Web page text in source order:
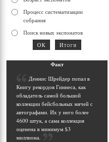
Процесс систематизации
собрания
Поиск новых экспонатов
Факт
Деннис Шрейдер попал в
Книгу рекордов Гиннеса, как
обладатель самой большой
коллекции бейсбольных мячей с
автографами. Их у него более
4600 штук, а сама коллекция
оценена в минимум $3
миллиона.